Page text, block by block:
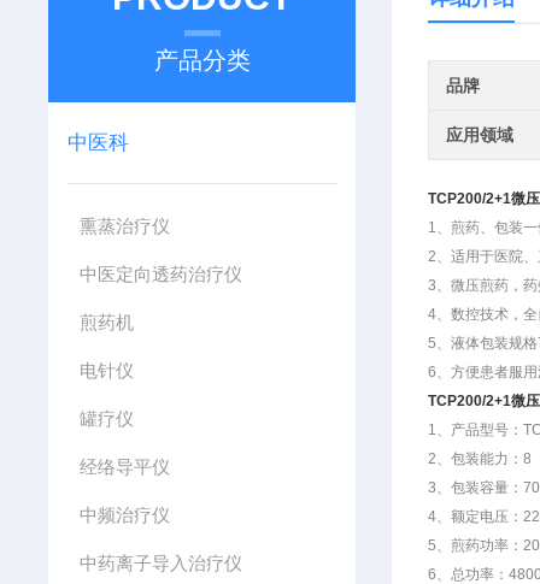
产品分类
中医科
熏蒸治疗仪
中医定向透药治疗仪
煎药机
电针仪
罐疗仪
经络导平仪
中频治疗仪
中药离子导入治疗仪
品牌
应用领域
TCP200/2+1微
1、煎药、包装
2、适用于医院、
3、微压煎药，
4、数控技术，
5、液体包装规
6、方便患者服
TCP200/2+1微
1、产品型号：
2、包装能力：8
3、包装容量：
4、额定电压：
5、煎药功率：
6、总功率：